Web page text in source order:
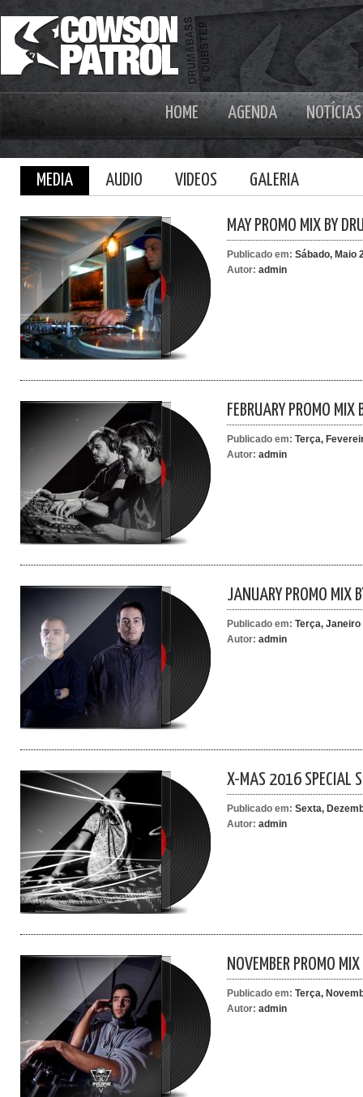
HOME AGENDA NOTÍCIAS
MEDIA AUDIO VIDEOS GALERIA
MAY PROMO MIX BY
Publicado em: Sábado, Maio
Autor: admin
FEBRUARY PROMO
Publicado em: Terça,
Autor: admin
JANUARY PROMO MIX
Publicado em: Terça, Janeiro
Autor: admin
X-MAS 2016 SPECIAL
Publicado em: Sexta,
Autor: admin
NOVEMBER PROMO
Publicado em: Terça,
Autor: admin